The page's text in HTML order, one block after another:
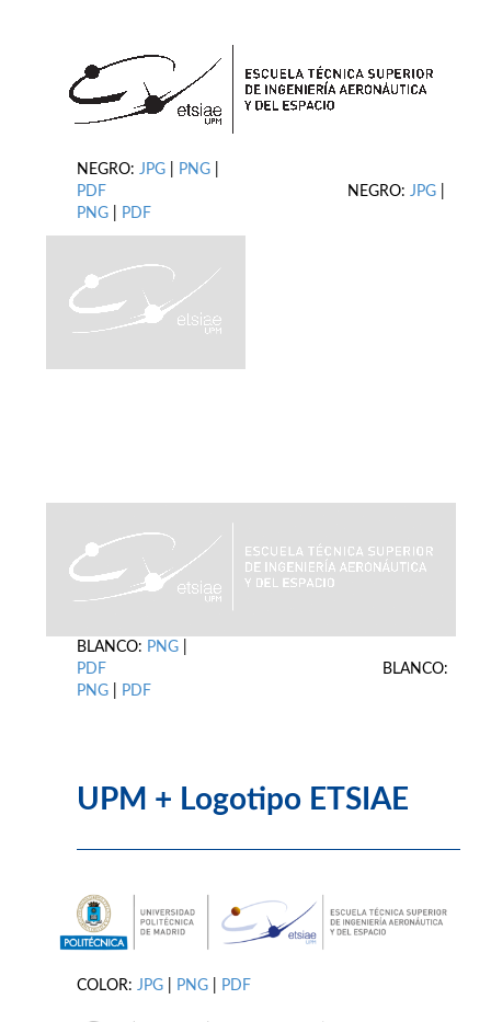
NEGRO: JPG PNG
PDF NEGRO: JPG
PNG
PDF
BLANCO: PNG
PDF BLANCO:
PNG
PDF
UPM + Logotipo ETSIAE
COLOR: JPG PNG PDF